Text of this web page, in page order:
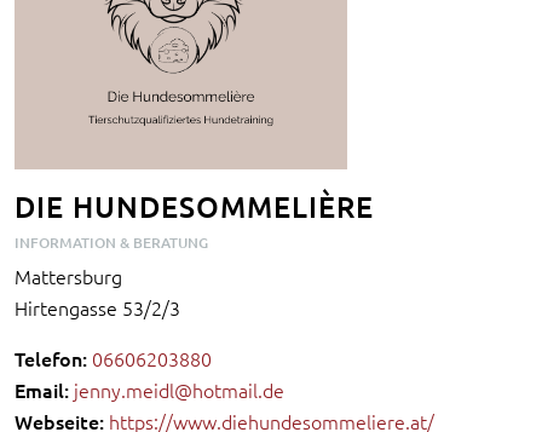
DIE HUNDESOMMELIÈRE
INFORMATION & BERATUNG
Mattersburg
Hirtengasse 53/2/3
Telefon: 06606203880
Email: jenny.meidl@hotmail.de
Webseite: https://www.diehundesommeliere.at/